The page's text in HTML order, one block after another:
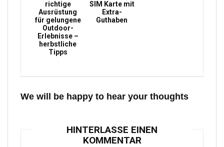
richtige
Ausrüstung
für gelungene
Outdoor-
Erlebnisse –
herbstliche
Tipps
SIM Karte mit
Extra-
Guthaben
We will be happy to hear your thoughts
HINTERLASSE EINEN
KOMMENTAR